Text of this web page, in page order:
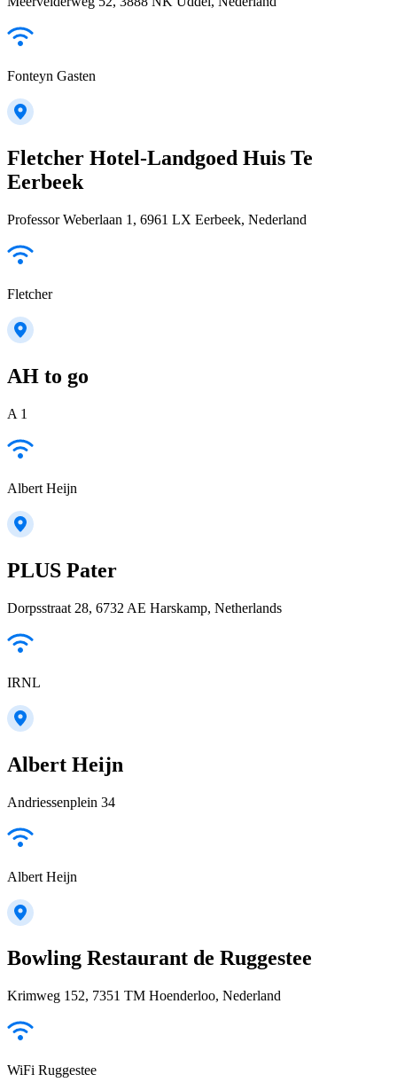
Fonteyn Gasten
Fletcher Hotel-Landgoed Huis Te
Eerbeek
Professor Weberlaan 1, 6961 LX Eerbeek, Nederland
Fletcher
AH to go
A 1
Albert Heijn
PLUS Pater
Dorpsstraat 28, 6732 AE Harskamp, Netherlands
IRNL
Albert Heijn
Andriessenplein 34
Albert Heijn
Bowling Restaurant de Ruggestee
Krimweg 152, 7351 TM Hoenderloo, Nederland
WiFi Ruggestee